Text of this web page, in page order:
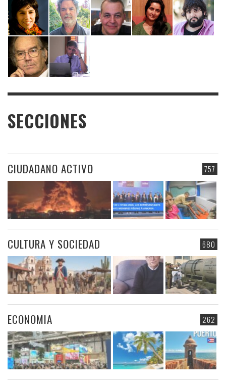
SECCIONES
757
CIUDADANO ACTIVO
680
CULTURA Y SOCIEDAD
262
ECONOMIA